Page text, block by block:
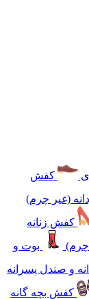
کفش
(غیر چرم)
کفش زنانه
چرم)
بوت و
و صندل پسرانه
کفش بچه گانه